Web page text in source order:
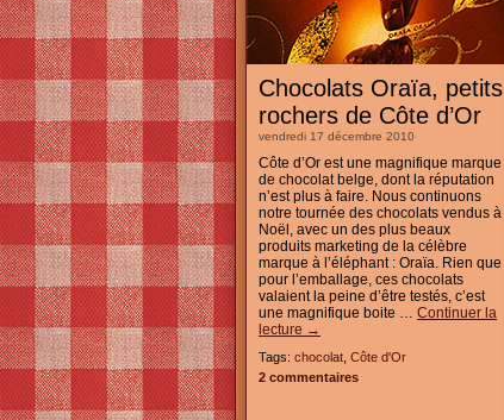
Chocolats Oraïa, petits
rochers de Côte d’Or
vendredi 17 décembre 2010
Côte d’Or est une magnifique marque
de chocolat belge, dont la réputation
n’est plus à faire. Nous continuons
notre tournée des chocolats vendus à
Noël, avec un des plus beaux
produits marketing de la célèbre
marque à l’éléphant : Oraïa. Rien que
pour l’emballage, ces chocolats
valaient la peine d’être testés, c’est
une magnifique boite … Continuer la
lecture →
Tags: chocolat Côte d'Or
2 commentaires